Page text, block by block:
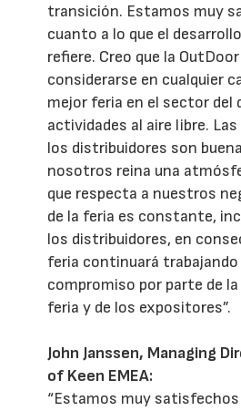
transición. Estamos muy
cuanto a lo que el
refiere. Creo que la
considerarse en cualquier
mejor feria en el sector del
actividades al aire libre.
los distribuidores son
nosotros reina una
que respecta a nuestros
de la feria es constante,
los distribuidores, en
feria continuará trabajando
compromiso por parte de
feria y de los expositores”.
John Janssen, Managing
of Keen EMEA:
“Estamos muy